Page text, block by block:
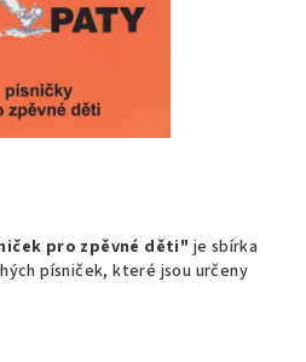
pro zpěvné děti" je sbírka
písniček, které jsou určeny